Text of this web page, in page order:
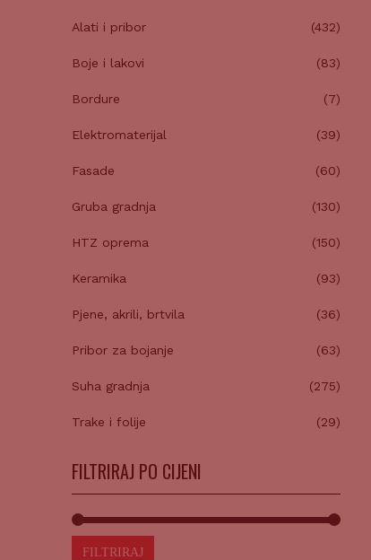
Alati i pribor (432)
Boje i lakovi (83)
Bordure (7)
Elektromaterijal (39)
Fasade (60)
Gruba gradnja (130)
HTZ oprema (150)
Keramika (93)
Pjene, akrili, brtvila (36)
Pribor za bojanje (63)
Suha gradnja (275)
Trake i folije (29)
FILTRIRAJ PO CIJENI
FILTRIRAJ